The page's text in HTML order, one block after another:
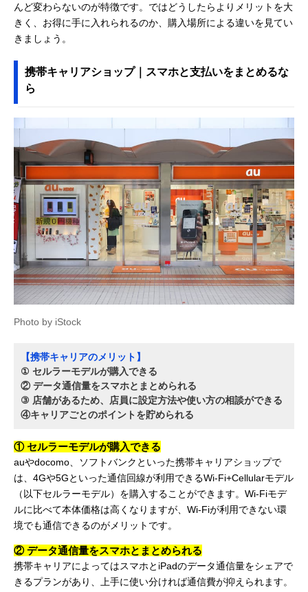
んど変わらないのが特徴です。ではどうしたらよりメリットを大
きく、お得に手に入れられるのか、購入場所による違いを見てい
きましょう。
携帯キャリアショップ｜スマホと支払いをまとめるな
ら
Photo by iStock
【携帯キャリアのメリット】
① セルラーモデルが購入できる
② データ通信量をスマホとまとめられる
③ 店舗があるため、店員に設定方法や使い方の相談ができる
④キャリアごとのポイントを貯められる
① セルラーモデルが購入できる
auやdocomo、ソフトバンクといった携帯キャリアショップで
は、4Gや5Gといった通信回線が利用できるWi-Fi+Cellularモデル
（以下セルラーモデル）を購入することができます。Wi-Fiモデ
ルに比べて本体価格は高くなりますが、Wi-Fiが利用できない環
境でも通信できるのがメリットです。
② データ通信量をスマホとまとめられる
携帯キャリアによってはスマホとiPadのデータ通信量をシェアで
きるプランがあり、上手に使い分ければ通信費が抑えられます。